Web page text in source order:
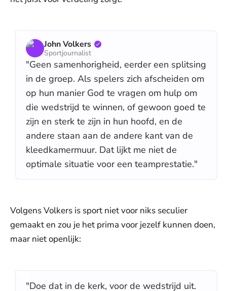
John Volkers
Sportjournalist
"Geen samenhorigheid, eerder een splitsing
in de groep. Als spelers zich afscheiden om
op hun manier God te vragen om hulp om
die wedstrijd te winnen, of gewoon goed te
zijn en sterk te zijn in hun hoofd, en de
andere staan aan de andere kant van de
kleedkamermuur. Dat lijkt me niet de
optimale situatie voor een teamprestatie."
Volgens Volkers is sport niet voor niks seculier
gemaakt en zou je het prima voor jezelf kunnen doen,
maar niet openlijk:
"Doe dat in de kerk, voor de wedstrijd uit.